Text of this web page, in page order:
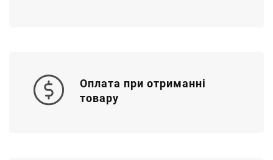
Оплата при отриманні
товару